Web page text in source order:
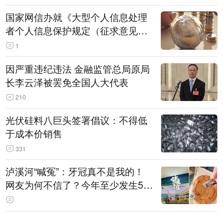
国家网信办就《大型个人信息处理
者个人信息保护规定（征求意见
稿）》公开征求意见
1
因严重违纪违法 金融监管总局原局
长李云泽被罢免全国人大代表
210
光伏硅料八巨头签署倡议：不得低
于成本价销售
331
泸溪河“喊冤”：牙冠真不是我的！
网友为何不信了？今年至少发生5
起“食品冤案”